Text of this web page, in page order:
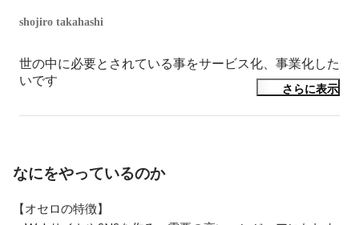
shojiro takahashi
世の中に必要とされている事をサービス化、事業化した
いです
さらに表示
なにをやっているのか
【オセロの特徴】